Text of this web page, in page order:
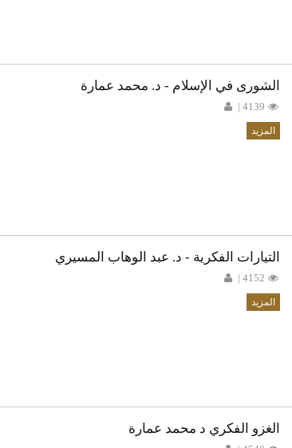
الشورى في الإسلام - د. محمد عمارة
المزيد
التيارات الفكرية - د. عبد الوهاب المسيري
المزيد
الغزو الفكري د محمد عمارة